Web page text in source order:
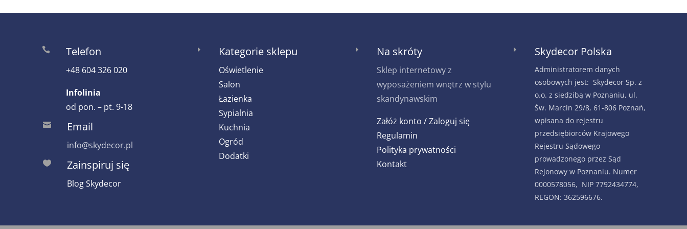
 Telefon
+48 604 326 020
Infolinia
od pon. – pt. 9-18
 Email
info@skydecor.pl
 Zainspiruj się
Blog Skydecor
E Kategorie sklepu
Oświetlenie
Salon
Łazienka
Sypialnia
Kuchnia
Ogród
Dodatki
E Na skróty
Sklep internetowy z
wyposażeniem wnętrz w stylu
skandynawskim
Załóż konto / Zaloguj się
Regulamin
Polityka prywatności
Kontakt
E Skydecor Polska
Administratorem danych
osobowych jest: Skydecor Sp. z
o.o. z siedzibą w Poznaniu, ul.
Św. Marcin 29/8, 61-806 Poznań,
wpisana do rejestru
przedsiębiorców Krajowego
Rejestru Sądowego
prowadzonego przez Sąd
Rejonowy w Poznaniu. Numer
0000578056, NIP 7792434774,
REGON: 362596676.